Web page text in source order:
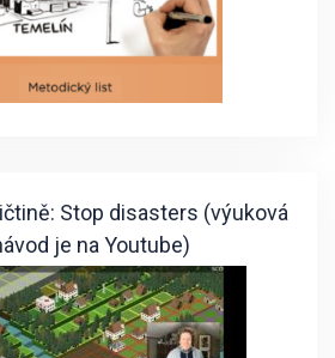
Stop disasters (výuková
je na Youtube)